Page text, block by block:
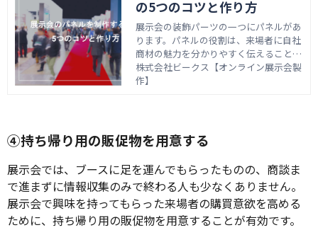
の5つのコツと作り方
展示会の装飾パーツの一つにパネルがあ
ります。パネルの役割は、来場者に自社
商材の魅力を分かりやすく伝えることで
す。多くの競合他社がいるなかで来場者
の目を惹くには、デザイン・記載内容に
株式会社ビークス【オンライン展示会製
作】
④持ち帰り用の販促物を用意する
展示会では、ブースに足を運んでもらったものの、商談ま
で進まずに情報収集のみで終わる人も少なくありません。
展示会で興味を持ってもらった来場者の購買意欲を高める
ために、持ち帰り用の販促物を用意することが有効です。